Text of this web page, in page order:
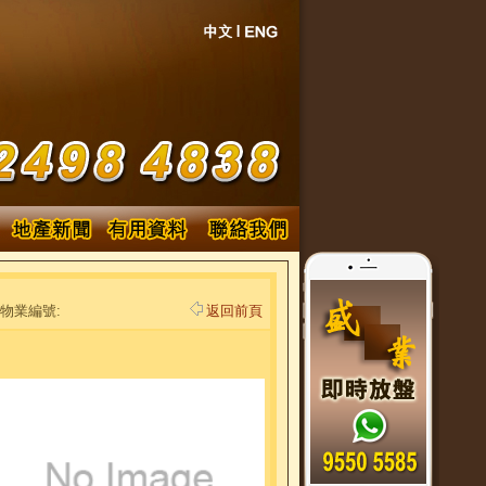
物業編號: 返回前頁